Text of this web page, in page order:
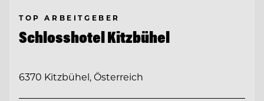
TOP ARBEITGEBER
Schlosshotel Kitzbühel
6370 Kitzbühel, Österreich